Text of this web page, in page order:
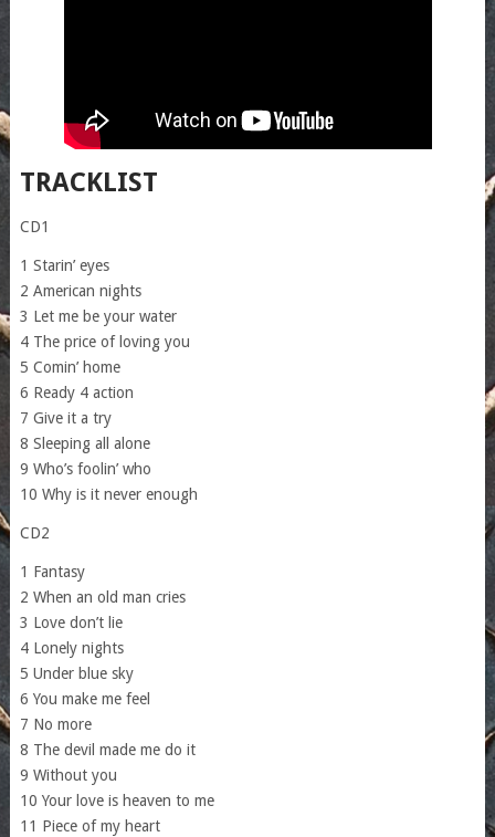
TRACKLIST
CD1
1 Starin’ eyes
2 American nights
3 Let me be your water
4 The price of loving you
5 Comin’ home
6 Ready 4 action
7 Give it a try
8 Sleeping all alone
9 Who’s foolin’ who
10 Why is it never enough
CD2
1 Fantasy
2 When an old man cries
3 Love don’t lie
4 Lonely nights
5 Under blue sky
6 You make me feel
7 No more
8 The devil made me do it
9 Without you
10 Your love is heaven to me
11 Piece of my heart